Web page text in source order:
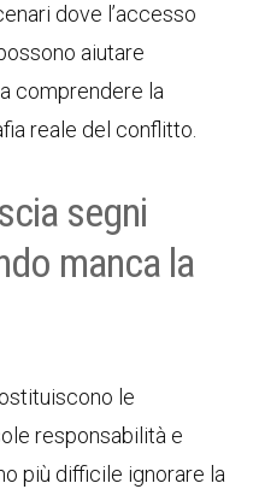
dove l’accesso
aiutare
comprendere la
reale del conflitto.
segni
manca la
le
responsabilità e
più difficile ignorare la